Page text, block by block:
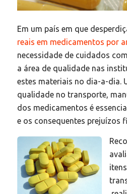
Em um país em que
reais em medicamentos por
necessidade de cuidados
a área de qualidade nas
estes materiais no dia-a-dia.
qualidade no transporte,
dos medicamentos é
e os consequentes prejuízos